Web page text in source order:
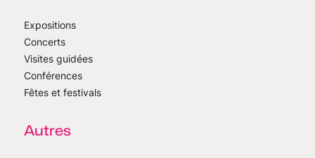
Expositions
Concerts
Visites guidées
Conférences
Fêtes et festivals
Autres